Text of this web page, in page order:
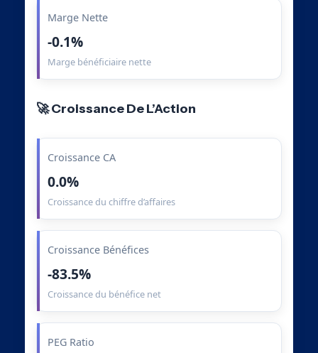
Marge Nette
-0.1%
Marge bénéficiaire nette
🚀 Croissance De L’Action
Croissance CA
0.0%
Croissance du chiffre d’affaires
Croissance Bénéfices
-83.5%
Croissance du bénéfice net
PEG Ratio